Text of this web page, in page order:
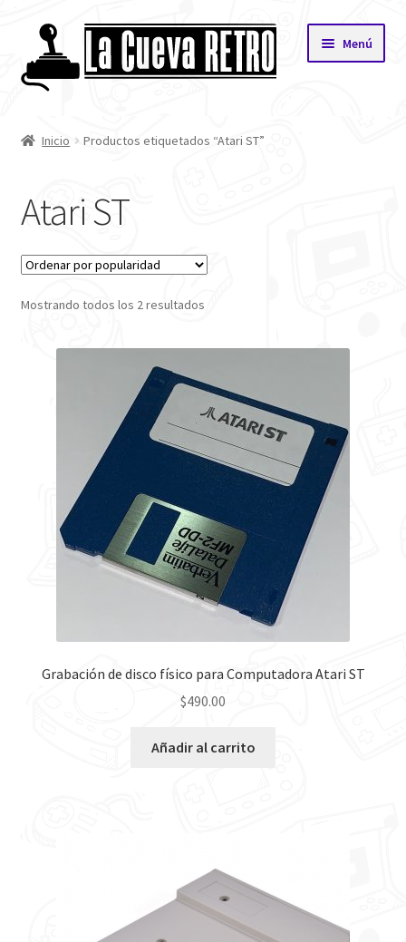
Saltar
navegación
contenido
Menú
Mi cuenta
Carrito
Finalizar compra
Privacidad
Contáctanos
Inicio Productos etiquetados “Atari ST”
Atari ST
Mostrando todos los 2 resultados
Grabación de disco físico para Computadora Atari ST
$490.00
Añadir al carrito